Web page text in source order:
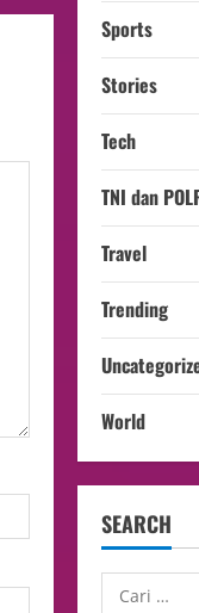
Sports
Stories
Tech
TNI dan
Travel
Trending
World
SEARCH